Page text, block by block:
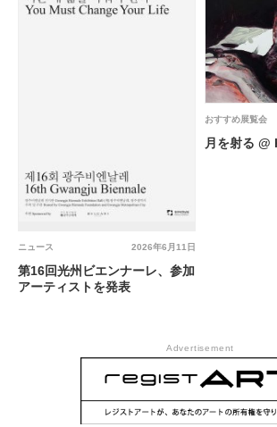
2026年6月11日
ニュース
第16回光州ビエンナーレ、参加
アーティストを発表
おすすめ展覧会
月を射る @
Advertisement